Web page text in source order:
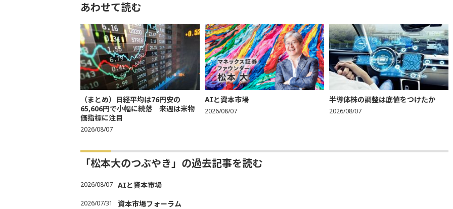
あわせて読む
（まとめ）日経平均は76円安の
65,606円で小幅に続落 来週は米物
価指標に注目
2026/08/07
AIと資本市場
2026/08/07
半導体株の調整は底値をつけたか
2026/08/07
「松本大のつぶやき」の過去記事を読む
2026/08/07 AIと資本市場
2026/07/31 資本市場フォーラム